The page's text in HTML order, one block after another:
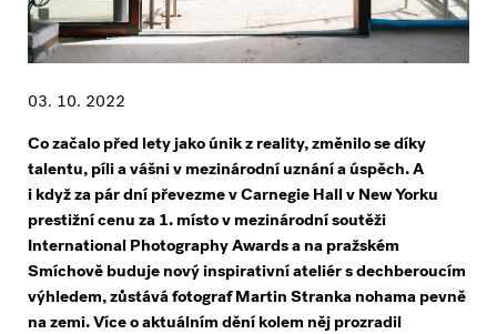
03. 10. 2022
Co začalo před lety jako únik z reality, změnilo se díky
talentu, píli a vášni v mezinárodní uznání a úspěch. A
i když za pár dní převezme v Carnegie Hall v New Yorku
prestižní cenu za 1. místo v mezinárodní soutěži
International Photography Awards a na pražském
Smíchově buduje nový inspirativní ateliér s dechberoucím
výhledem, zůstává fotograf Martin Stranka nohama pevně
na zemi. Více o aktuálním dění kolem něj prozradil